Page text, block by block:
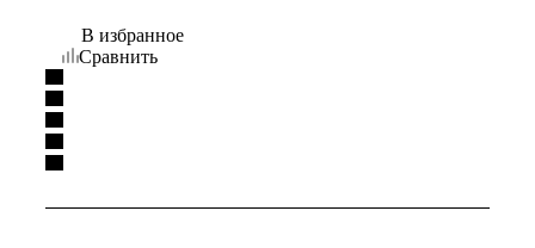
В избранное
Сравнить